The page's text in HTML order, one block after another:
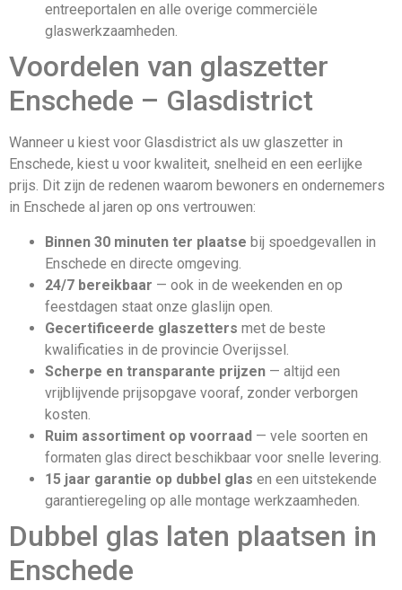
entreeportalen en alle overige commerciële
glaswerkzaamheden.
Voordelen van glaszetter
Enschede – Glasdistrict
Wanneer u kiest voor Glasdistrict als uw glaszetter in
Enschede, kiest u voor kwaliteit, snelheid en een eerlijke
prijs. Dit zijn de redenen waarom bewoners en ondernemers
in Enschede al jaren op ons vertrouwen:
Binnen 30 minuten ter plaatse bij spoedgevallen in
Enschede en directe omgeving.
24/7 bereikbaar — ook in de weekenden en op
feestdagen staat onze glaslijn open.
Gecertificeerde glaszetters met de beste
kwalificaties in de provincie Overijssel.
Scherpe en transparante prijzen — altijd een
vrijblijvende prijsopgave vooraf, zonder verborgen
kosten.
Ruim assortiment op voorraad — vele soorten en
formaten glas direct beschikbaar voor snelle levering.
15 jaar garantie op dubbel glas en een uitstekende
garantieregeling op alle montage werkzaamheden.
Dubbel glas laten plaatsen in
Enschede